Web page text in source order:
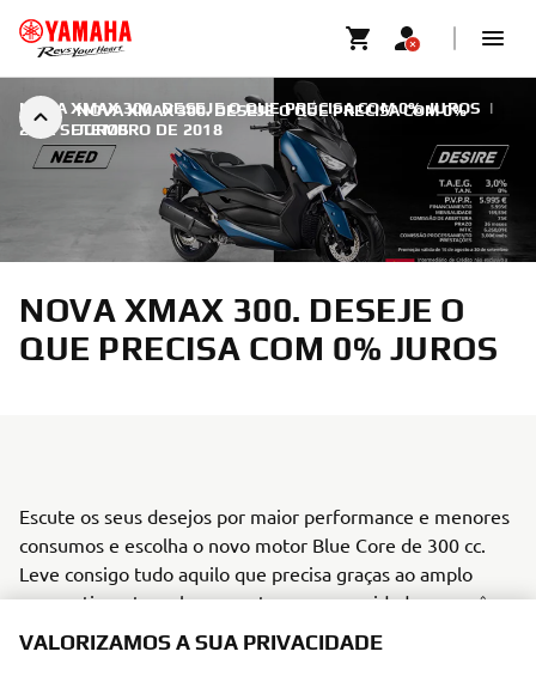
NOVA XMAX 300. DESEJE O QUE PRECISA COM 0%
JUROS
NOVA XMAX 300. DESEJE O QUE PRECISA COM 0% JUROS |
2 DE SETEMBRO DE 2018
NOVA XMAX 300. DESEJE O
QUE PRECISA COM 0% JUROS
Escute os seus desejos por maior performance e menores
consumos e escolha o novo motor Blue Core de 300 cc.
Leve consigo tudo aquilo que precisa graças ao amplo
compartimento, sob o assento, com capacidade para pôr
dois capacetes integrais.
VALORIZAMOS A SUA PRIVACIDADE